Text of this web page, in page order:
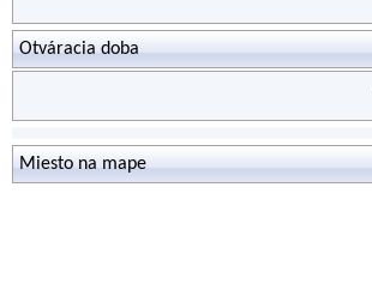
Otváracia doba
Miesto na mape